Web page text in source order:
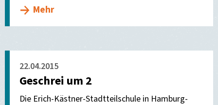
Mehr
22.04.2015
Geschrei um 2
Die Erich-Kästner-Stadtteilschule in Hamburg-